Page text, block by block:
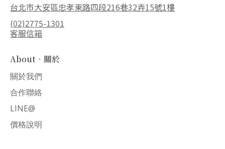
台北市大安區忠孝東路四段216巷32弄15號1樓
(02)2775-1301
客服信箱
About．關於
關於我們
合作聯絡
LINE@
價格說明